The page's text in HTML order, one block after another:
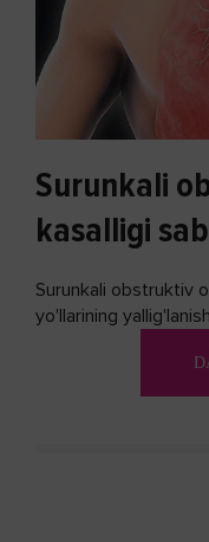
Surunkali
kasalligi
Surunkali obstruktiv
yo'llarining